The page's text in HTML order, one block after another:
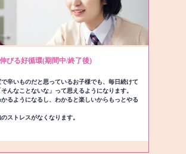
びる好循環(期間中/終了後)
辛いものだと思っているお子様でも、毎日続けて
んなことないな」って思えるようになります。
るようになるし、わかると楽しいからもっとやる
ストレスがなくなります。